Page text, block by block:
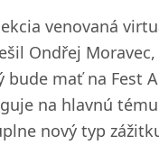
venovaná
Ondřej Moravec,
bude mať na Fest
na hlavnú tému
nový typ